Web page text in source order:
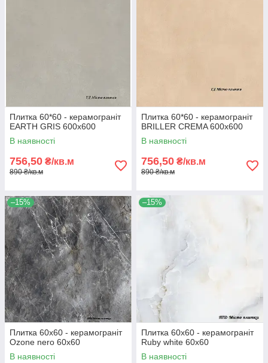
Плитка 60*60 - керамограніт
EARTH GRIS 600х600
В наявності
756,50 ₴/кв.м
890 ₴/кв.м
Плитка 60*60 - керамограніт
BRILLER CREMA 600х600
В наявності
756,50 ₴/кв.м
890 ₴/кв.м
–15%
Плитка 60х60 - керамограніт
Ozone nero 60x60
В наявності
–15%
Плитка 60х60 - керамограніт
Ruby white 60x60
В наявності